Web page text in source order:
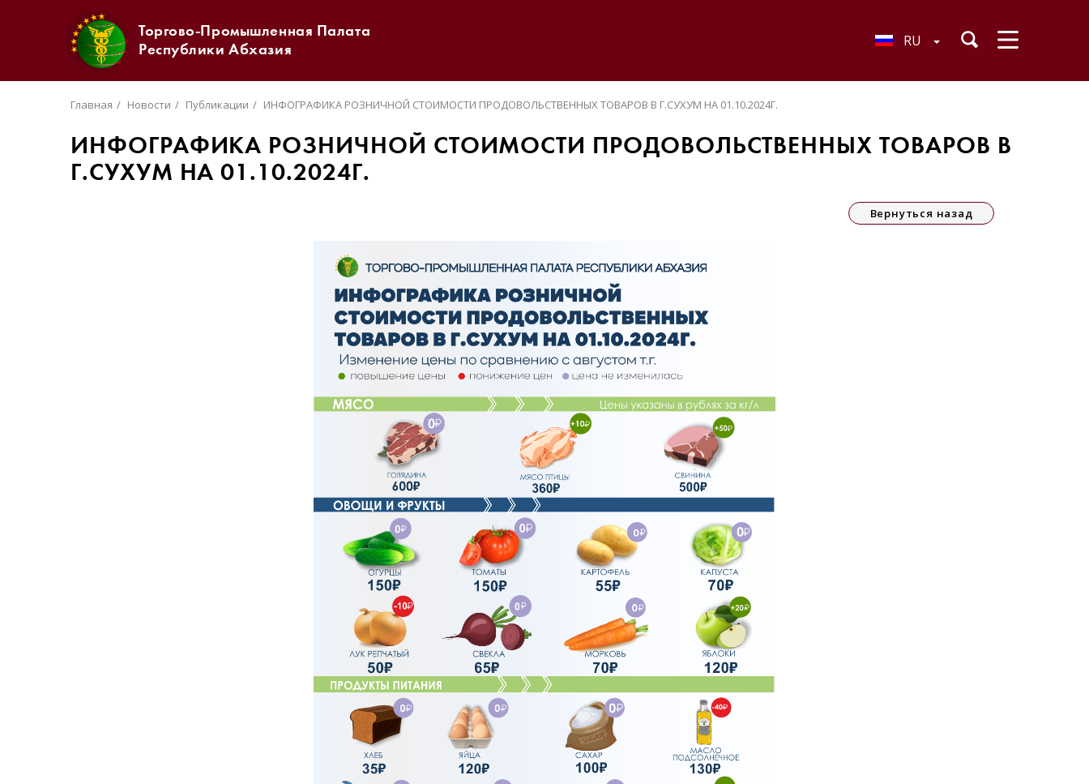
Торгово-Промышленная Палата
Республики Абхазия
RU
Главная Новости Публикации ИНФОГРАФИКА РОЗНИЧНОЙ СТОИМОСТИ ПРОДОВОЛЬСТВЕННЫХ ТОВАРОВ В Г.СУХУМ НА 01.10.2024Г.
ИНФОГРАФИКА РОЗНИЧНОЙ СТОИМОСТИ ПРОДОВОЛЬСТВЕННЫХ ТОВАРОВ В
Г.СУХУМ НА 01.10.2024Г.
Вернуться назад